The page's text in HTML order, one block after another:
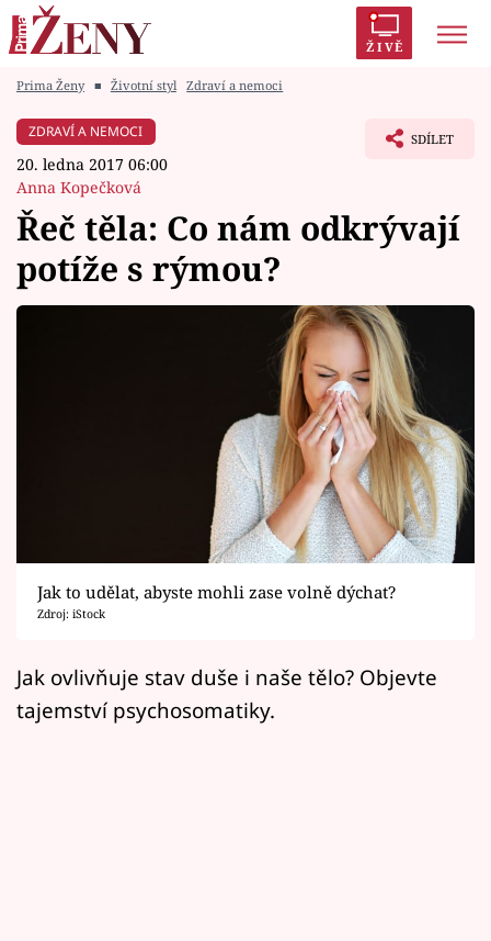
ŽIVĚ
Módní alarm
Zrádci
Témata
Filmový festival Karlovy Vary
Mámy sobě
Prima Ženy ■ Životní styl Zdraví a nemoci
ZDRAVÍ A NEMOCI
20. ledna 2017 06:00
Anna Kopečková
SDÍLET
Řeč těla: Co nám odkrývají
potíže s rýmou?
Jak to udělat, abyste mohli zase volně dýchat?
Zdroj: iStock
Jak ovlivňuje stav duše i naše tělo? Objevte
tajemství psychosomatiky.